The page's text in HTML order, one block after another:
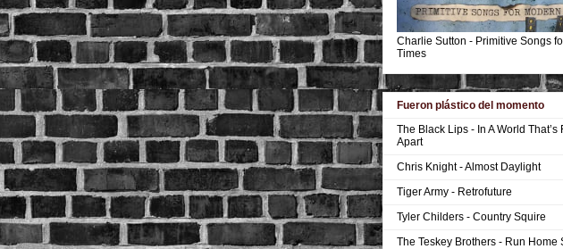
Charlie Sutton - Primitive Songs
Times
Fueron plástico del momento
The Black Lips - In A World That’s
Apart
Chris Knight - Almost Daylight
Tiger Army - Retrofuture
Tyler Childers - Country Squire
The Teskey Brothers - Run Home